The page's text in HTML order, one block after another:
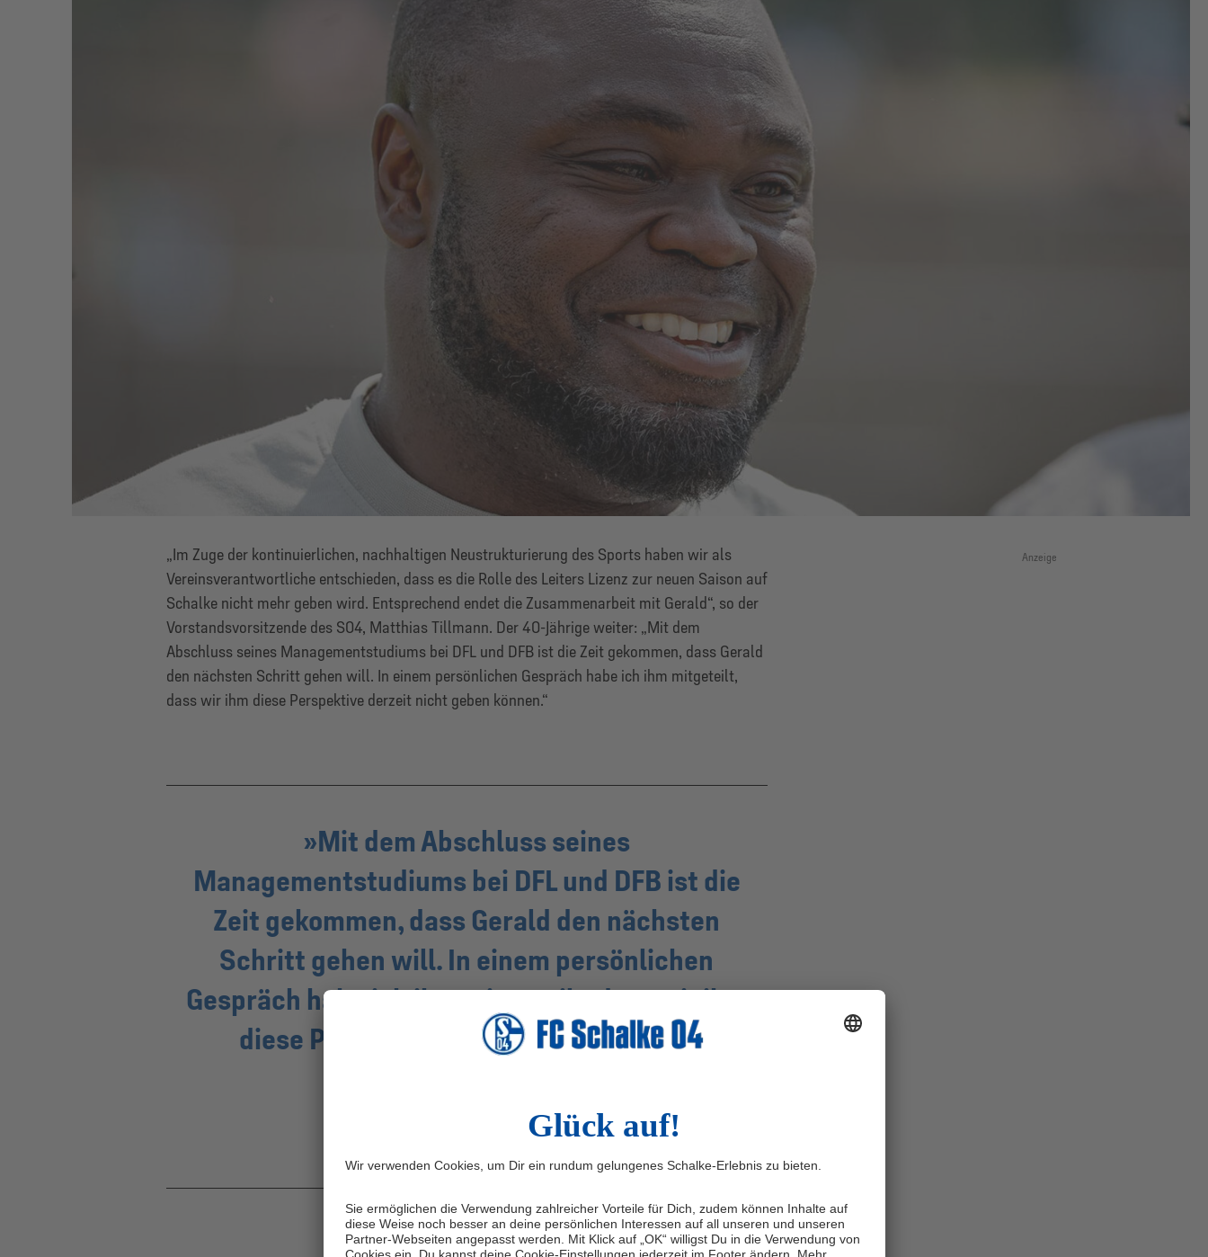
„Im Zuge der kontinuierlichen, nachhaltigen Neustrukturierung des Sports haben wir als
Vereinsverantwortliche entschieden, dass es die Rolle des Leiters Lizenz zur neuen Saison auf
Schalke nicht mehr geben wird. Entsprechend endet die Zusammenarbeit mit Gerald“, so der
Vorstandsvorsitzende des S04, Matthias Tillmann. Der 40-Jährige weiter: „Mit dem
Abschluss seines Managementstudiums bei DFL und DFB ist die Zeit gekommen, dass Gerald
den nächsten Schritt gehen will. In einem persönlichen Gespräch habe ich ihm mitgeteilt,
dass wir ihm diese Perspektive derzeit nicht geben können.“
Mit dem Abschluss seines
Managementstudiums bei DFL und DFB ist die
Zeit gekommen, dass Gerald den nächsten
Schritt gehen will. In einem persönlichen
Gespräch habe ich ihm mitgeteilt, dass wir ihm
diese Perspektive derzeit nicht geben
Anzeige